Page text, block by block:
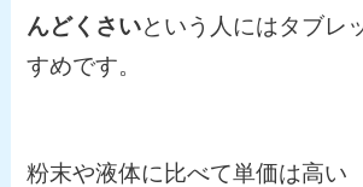
んどくさいという人にはタブレ
すめです。
粉末や液体に比べて単価は高い